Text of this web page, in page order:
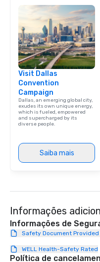
Visit Dallas
Convention
Campaign
Dallas, an emerging global city,
exudes its own unique energy,
which is fueled, empowered
and supercharged by its
diverse people.
Saiba mais
Informações
Informações de
Safety Document
WELL Health-Safety Rated
Política de